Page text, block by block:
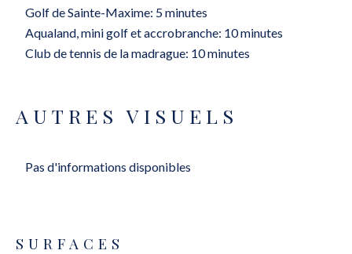
Golf de Sainte-Maxime: 5 minutes
Aqualand, mini golf et accrobranche: 10 minutes
Club de tennis de la madrague: 10 minutes
AUTRES VISUELS
Pas d'informations disponibles
SURFACES